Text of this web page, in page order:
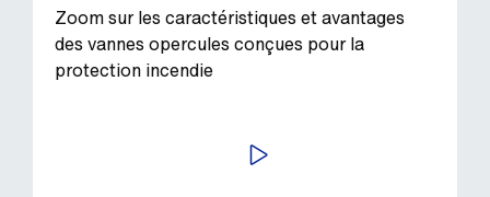
Zoom sur les caractéristiques et avantages
des vannes opercules conçues pour la
protection incendie
LIRE